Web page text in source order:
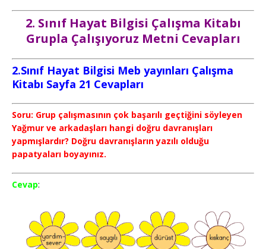
2. Sınıf Hayat Bilgisi Çalışma Kitabı
Grupla Çalışıyoruz Metni Cevapları
2.Sınıf Hayat Bilgisi Meb yayınları Çalışma
Kitabı Sayfa 21 Cevapları
Soru: Grup çalışmasının çok başarılı geçtiğini söyleyen
Yağmur ve arkadaşları hangi doğru davranışları
yapmışlardır? Doğru davranışların yazılı olduğu
papatyaları boyayınız.
Cevap: